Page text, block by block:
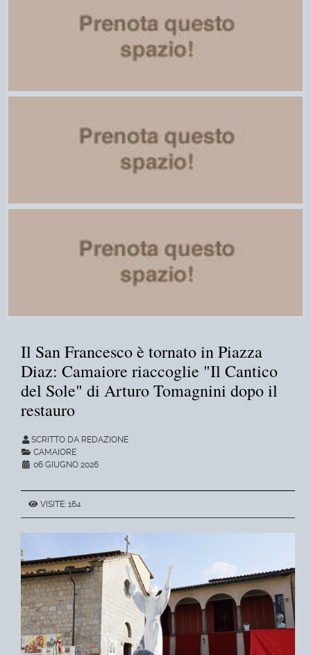
Il San Francesco è tornato in Piazza
Diaz: Camaiore riaccoglie "Il Cantico
del Sole" di Arturo Tomagnini dopo il
restauro
SCRITTO DA REDAZIONE
CAMAIORE
06 GIUGNO 2026
VISITE: 164